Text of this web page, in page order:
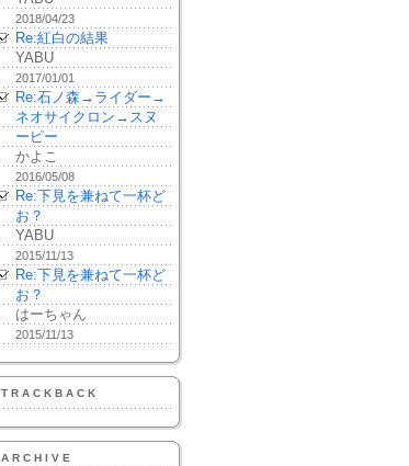
2018/04/23
Re:紅白の結果
YABU
2017/01/01
Re:石ノ森→ライダー→
ネオサイクロン→スヌ
ーピー
かよこ
2016/05/08
Re:下見を兼ねて一杯ど
お？
YABU
2015/11/13
Re:下見を兼ねて一杯ど
お？
はーちゃん
2015/11/13
TRACKBACK
ARCHIVE